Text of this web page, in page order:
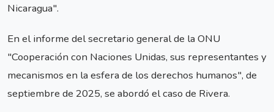
Nicaragua".
En el informe del secretario general de la ONU
"Cooperación con Naciones Unidas, sus representantes y
mecanismos en la esfera de los derechos humanos", de
septiembre de 2025, se abordó el caso de Rivera.